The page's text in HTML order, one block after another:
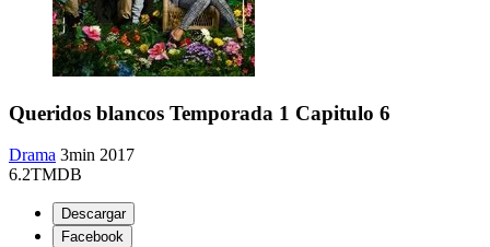
Queridos blancos Temporada 1 Capitulo 6
Drama 3min 2017
6.2TMDB
Descargar
Facebook